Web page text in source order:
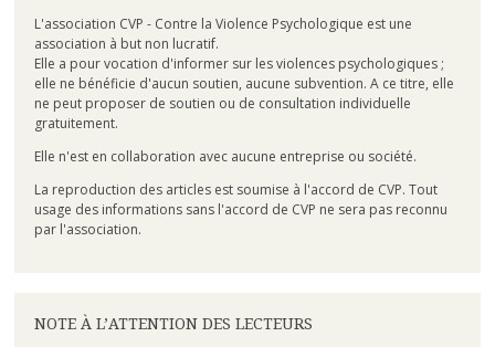
L'association CVP - Contre la Violence Psychologique est une
association à but non lucratif.
Elle a pour vocation d'informer sur les violences psychologiques ;
elle ne bénéficie d'aucun soutien, aucune subvention. A ce titre, elle
ne peut proposer de soutien ou de consultation individuelle
gratuitement.
Elle n'est en collaboration avec aucune entreprise ou société.
La reproduction des articles est soumise à l'accord de CVP. Tout
usage des informations sans l'accord de CVP ne sera pas reconnu
par l'association.
NOTE À L’ATTENTION DES LECTEURS